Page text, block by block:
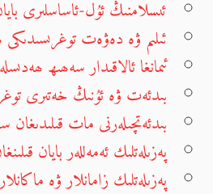
ئىسلامنىڭ ئۇل-ئاساسلىرى
ئىلىم ۋە دەۋەت
ئىمانغا ئالاقىدار سەھىھ
بىدئەت ۋە ئۇنىڭ خەتىرى
بىدئەتچىلەرنى مات
پەزىلەتلىك ئەمەللەر بايان
پەزىلەتلىك زامانلار ۋە